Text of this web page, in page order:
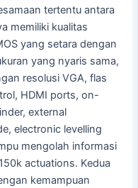
tertentu antara
memiliki kualitas
yang setara dengan
yang nyaris sama,
resolusi VGA, flas
HDMI ports, on-
external
electronic levelling
mengolah informasi
actuations. Kedua
kemampuan